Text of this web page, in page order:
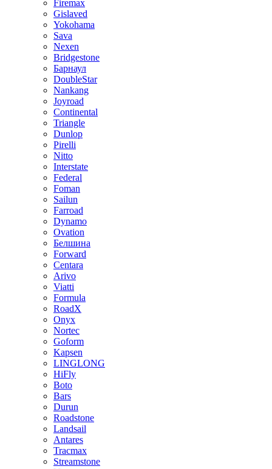
Firemax
Gislaved
Yokohama
Sava
Nexen
Bridgestone
Барнаул
DoubleStar
Nankang
Joyroad
Continental
Triangle
Dunlop
Pirelli
Nitto
Interstate
Federal
Foman
Sailun
Farroad
Dynamo
Ovation
Белшина
Forward
Centara
Arivo
Viatti
Formula
RoadX
Onyx
Nortec
Goform
Kapsen
LINGLONG
HiFly
Boto
Bars
Durun
Roadstone
Landsail
Antares
Tracmax
Streamstone